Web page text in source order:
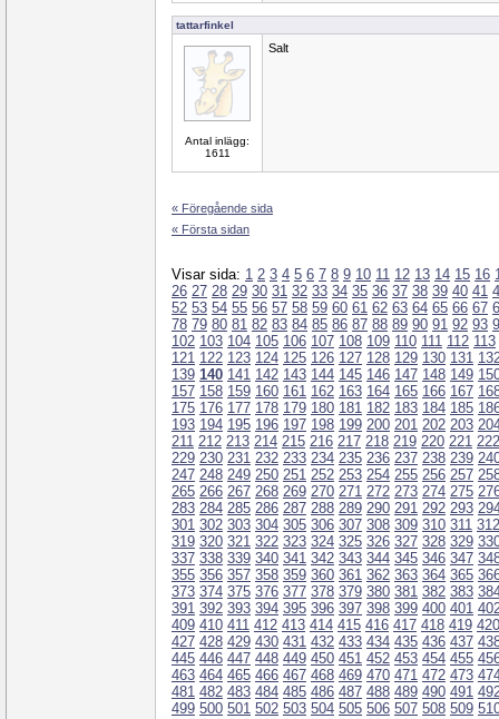
tattarfinkel
Antal inlägg:
1611
Salt
« Föregående sida
« Första sidan
Visar sida: 1 2 3 4 5 6 7 8 9 10 11 12 13 14 15 16
26 27 28 29 30 31 32 33 34 35 36 37 38 39 40 41
52 53 54 55 56 57 58 59 60 61 62 63 64 65 66 67
78 79 80 81 82 83 84 85 86 87 88 89 90 91 92 93
102 103 104 105 106 107 108 109 110 111 112 113
121 122 123 124 125 126 127 128 129 130 131
139 140 141 142 143 144 145 146 147 148 149
157 158 159 160 161 162 163 164 165 166 167
175 176 177 178 179 180 181 182 183 184 185
193 194 195 196 197 198 199 200 201 202 203
211 212 213 214 215 216 217 218 219 220 221 222
229 230 231 232 233 234 235 236 237 238 239
247 248 249 250 251 252 253 254 255 256 257
265 266 267 268 269 270 271 272 273 274 275
283 284 285 286 287 288 289 290 291 292 293
301 302 303 304 305 306 307 308 309 310 311 312
319 320 321 322 323 324 325 326 327 328 329
337 338 339 340 341 342 343 344 345 346 347
355 356 357 358 359 360 361 362 363 364 365
373 374 375 376 377 378 379 380 381 382 383
391 392 393 394 395 396 397 398 399 400 401
409 410 411 412 413 414 415 416 417 418 419 420
427 428 429 430 431 432 433 434 435 436 437
445 446 447 448 449 450 451 452 453 454 455
463 464 465 466 467 468 469 470 471 472 473
481 482 483 484 485 486 487 488 489 490 491
499 500 501 502 503 504 505 506 507 508 509